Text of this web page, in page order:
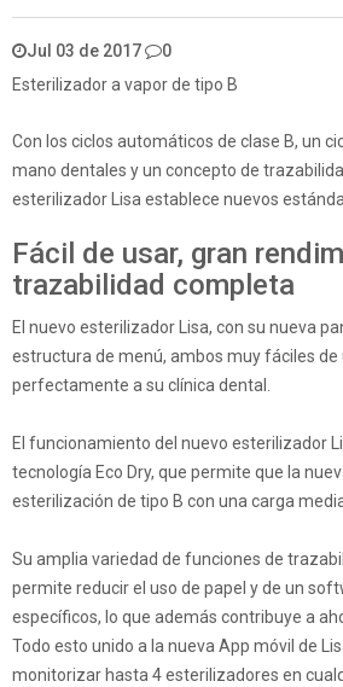
Jul 03 de 2017
0
Esterilizador a vapor de tipo B
Con los ciclos automáticos de clase B, un
mano dentales y un concepto de
esterilizador Lisa establece nuevos
Fácil de usar, gran
trazabilidad completa
El nuevo esterilizador Lisa, con su nueva
estructura de menú, ambos muy fáciles de
perfectamente a su clínica dental.
El funcionamiento del nuevo esterilizador
tecnología Eco Dry, que permite que la
esterilización de tipo B con una carga
Su amplia variedad de funciones de
permite reducir el uso de papel y de un
específicos, lo que además contribuye a
Todo esto unido a la nueva App móvil de
monitorizar hasta 4 esterilizadores en